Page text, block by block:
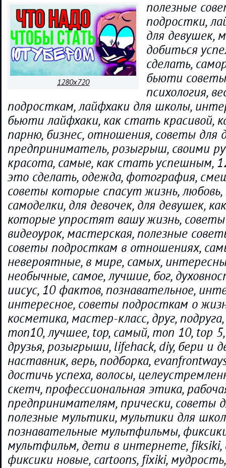
1280x720
полезные
подростки,
для девушек,
добиться
сделать,
бьюти
психология,
подросткам, лайфхаки для школы,
бьюти лайфхаки, как стать красивой,
парню, бизнес, отношения, советы для
предприниматель, розыгрыш, своими
красота, самые, как стать успешным,
это сделать, одежда, фотография,
советы которые спасут жизнь, любовь,
самоделки, для девочек, для девушек,
которые упростят вашу жизнь, советы
видеоурок, мастерская, полезные
советы подросткам в отношениях,
невероятные, в мире, самых,
необычные, самое, лучшие, бог,
иисус, 10 фактов, познавательное,
интересное, советы подросткам о
косметика, мастер-класс, друг,
топ10, лучшее, top, самый, топ 10, top
друзья, розыгрыши, lifehack, diy, бери и
наставник, верь, подборка,
достичь успеха, волосы,
скетч, профессиональная этика,
предпринимателям, прически, советы
полезные мультики, мультики для
познавательные мультфильмы,
мультфильм, дети в интернете, fiksiki,
фиксики новые, cartoons, fixiki,